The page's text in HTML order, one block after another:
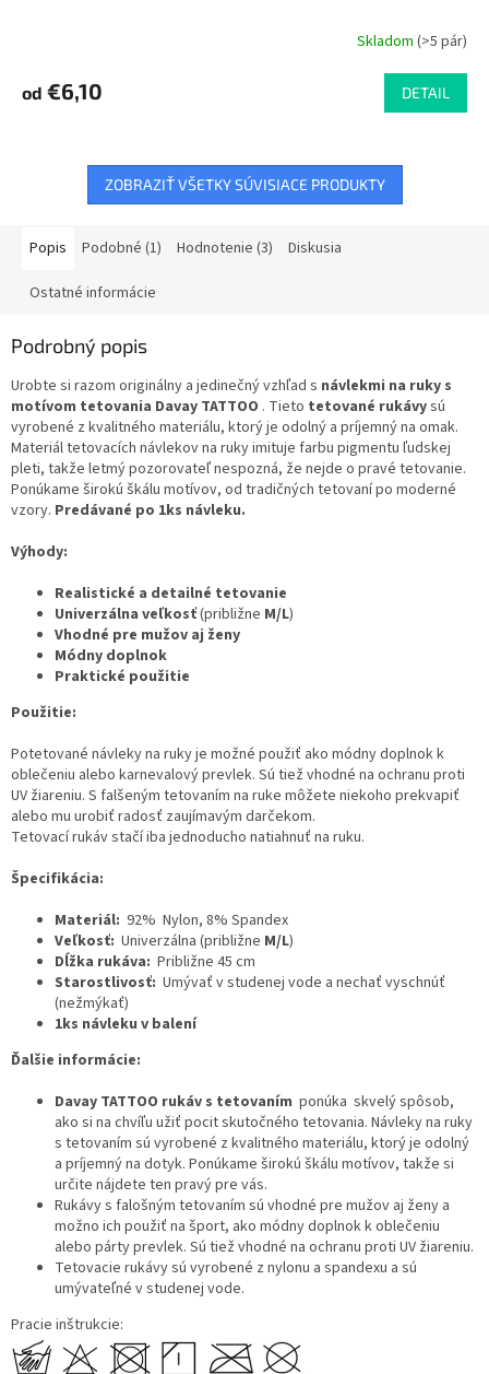
Skladom (>5 pár)
od €6,10 DETAIL
ZOBRAZIŤ VŠETKY SÚVISIACE PRODUKTY
Popis Podobné (1) Hodnotenie (3) Diskusia
Ostatné informácie
Podrobný popis
Urobte si razom originálny a jedinečný vzhľad s návlekmi na ruky s
motívom tetovania Davay TATTOO . Tieto tetované rukávysú
vyrobené z kvalitného materiálu, ktorý je odolný a príjemný na omak.
Materiál tetovacích návlekov na ruky imituje farbu pigmentu ľudskej
pleti, takže letmý pozorovateľ nespozná, že nejde o pravé tetovanie.
Ponúkame širokú škálu motívov, od tradičných tetovaní po moderné
vzory. Predávané po 1ks návleku.
Výhody:
Realistické a detailné tetovanie
Univerzálna veľkosť(približne M/L)
Vhodné pre mužov aj ženy
Módny doplnok
Praktické použitie
Použitie:
Potetované návleky na ruky je možné použiť ako módny doplnok k
oblečeniu alebo karnevalový prevlek. Sú tiež vhodné na ochranu proti
UV žiareniu. S falšeným tetovaním na ruke môžete niekoho prekvapiť
alebo mu urobiť radosť zaujímavým darčekom.
Tetovací rukáv stačí iba jednoducho natiahnuť na ruku.
Špecifikácia:
Materiál: 92% Nylon, 8% Spandex
Veľkosť: Univerzálna (približne M/L)
Dĺžka rukáva: Približne 45 cm
Starostlivosť: Umývať v studenej vode a nechať vyschnúť
(nežmýkať)
1ks návleku v balení
Ďalšie informácie:
Davay TATTOO rukáv s tetovaním ponúka skvelý spôsob,
ako si na chvíľu užiť pocit skutočného tetovania. Návleky na ruky
s tetovaním sú vyrobené z kvalitného materiálu, ktorý je odolný
a príjemný na dotyk. Ponúkame širokú škálu motívov, takže si
určite nájdete ten pravý pre vás.
Rukávy s falošným tetovaním sú vhodné pre mužov aj ženy a
možno ich použiť na šport, ako módny doplnok k oblečeniu
alebo párty prevlek. Sú tiež vhodné na ochranu proti UV žiareniu.
Tetovacie rukávy sú vyrobené z nylonu a spandexu a sú
umývateľné v studenej vode.
Pracie inštrukcie: